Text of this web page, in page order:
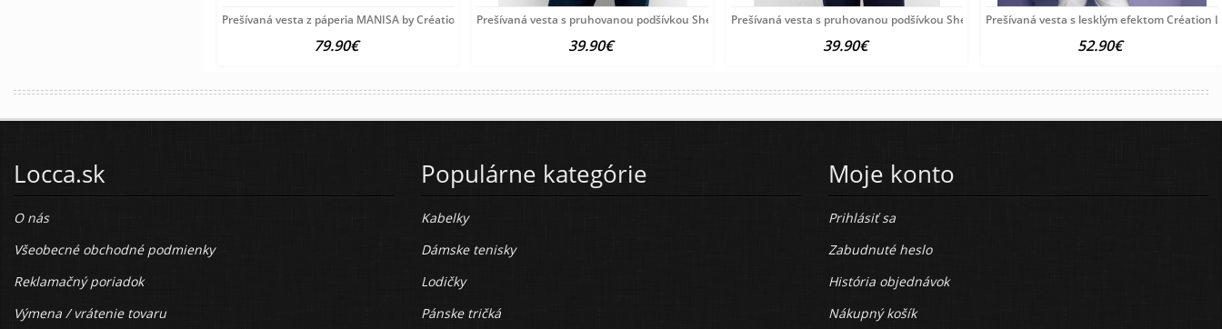
Prešívaná vesta z páperia MANISA by Création L, dymovo modrá
79.90€
Prešívaná vesta s pruhovanou podšívkou Sheego, zelená
39.90€
Prešívaná vesta s pruhovanou podšívkou Sheego, červená
39.90€
Prešívaná vesta s lesklým efektom Création
52.90€
Locca.sk
O nás
Všeobecné obchodné podmienky
Reklamačný poriadok
Výmena / vrátenie tovaru
Populárne kategórie
Kabelky
Dámske tenisky
Lodičky
Pánske tričká
Moje konto
Prihlásiť sa
Zabudnuté heslo
História objednávok
Nákupný košík